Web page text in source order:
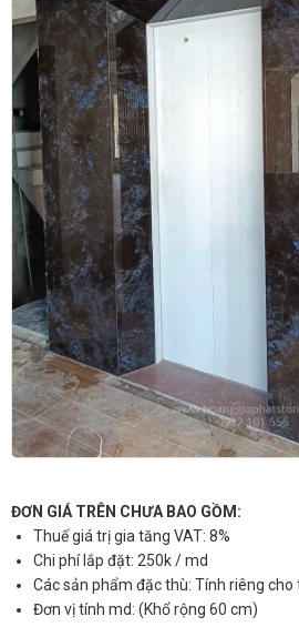
ĐƠN GIÁ TRÊN CHƯA BAO GỒM:
Thuế giá trị gia tăng VAT: 8%
Chi phí lắp đặt: 250k / md
Các sản phẩm đặc thù: Tính riêng
Đơn vị tính md: (Khổ rộng 60 cm)